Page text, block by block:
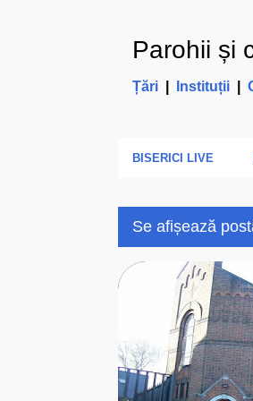
Parohii și
Țări| Instituții|
BISERICI LIVE
Se afișează
P
s
t
ă
BISERICA